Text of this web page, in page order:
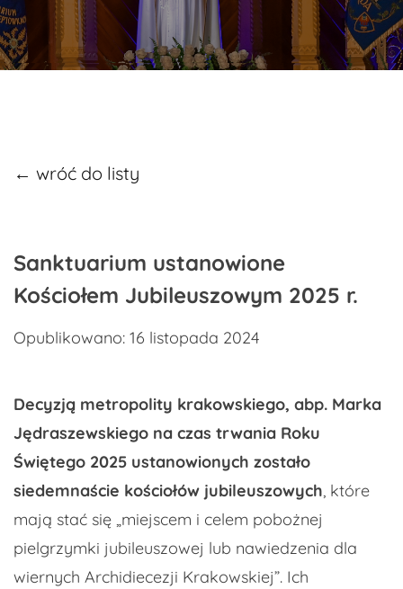
← wróć do listy
Sanktuarium ustanowione
Kościołem Jubileuszowym 2025 r.
Opublikowano: 16 listopada 2024
Decyzją metropolity krakowskiego, abp. Marka
Jędraszewskiego na czas trwania Roku
Świętego 2025 ustanowionych zostało
siedemnaście kościołów jubileuszowych, które
mają stać się „miejscem i celem pobożnej
pielgrzymki jubileuszowej lub nawiedzenia dla
wiernych Archidiecezji Krakowskiej”. Ich